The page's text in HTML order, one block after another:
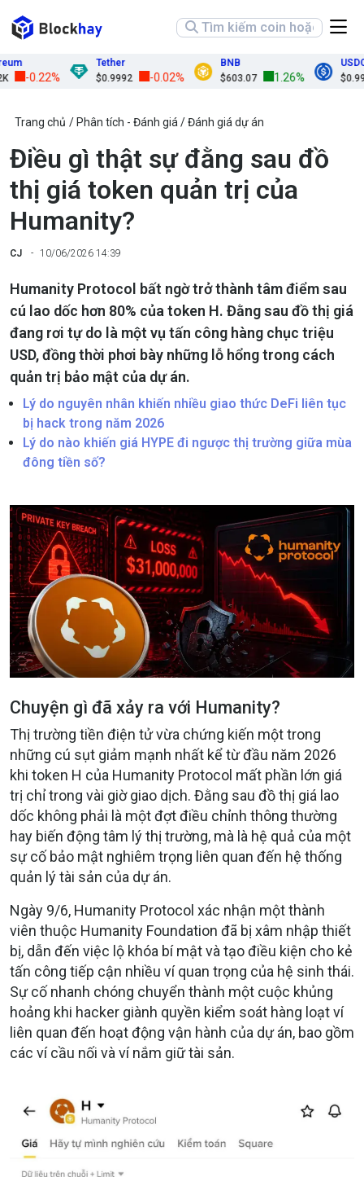
-0.22%
Tether
$0.9992
-0.02%
BNB
$603.07
1.26%
USDC
$0.9998
Trang chủ Phân tích - Đánh giá Đánh giá dự án
Điều gì thật sự đằng sau đồ
thị giá token quản trị của
Humanity?
CJ 10/06/2026 14:39
Humanity Protocol bất ngờ trở thành tâm điểm sau
cú lao dốc hơn 80% của token H. Đằng sau đồ thị giá
đang rơi tự do là một vụ tấn công hàng chục triệu
USD, đồng thời phơi bày những lỗ hổng trong cách
quản trị bảo mật của dự án.
Lý do nguyên nhân khiến nhiều giao thức DeFi liên tục
bị hack trong năm 2026
Lý do nào khiến giá HYPE đi ngược thị trường giữa mùa
đông tiền số?
Chuyện gì đã xảy ra với Humanity?
Thị trường tiền điện tử vừa chứng kiến một trong
những cú sụt giảm mạnh nhất kể từ đầu năm 2026
khi token H của Humanity Protocol mất phần lớn giá
trị chỉ trong vài giờ giao dịch. Đằng sau đồ thị giá lao
dốc không phải là một đợt điều chỉnh thông thường
hay biến động tâm lý thị trường, mà là hệ quả của một
sự cố bảo mật nghiêm trọng liên quan đến hệ thống
quản lý tài sản của dự án.
Ngày 9/6, Humanity Protocol xác nhận một thành
viên thuộc Humanity Foundation đã bị xâm nhập thiết
bị, dẫn đến việc lộ khóa bí mật và tạo điều kiện cho kẻ
tấn công tiếp cận nhiều ví quan trọng của hệ sinh thái.
Sự cố nhanh chóng chuyển thành một cuộc khủng
hoảng khi hacker giành quyền kiểm soát hàng loạt ví
liên quan đến hoạt động vận hành của dự án, bao gồm
các ví cầu nối và ví nắm giữ tài sản.